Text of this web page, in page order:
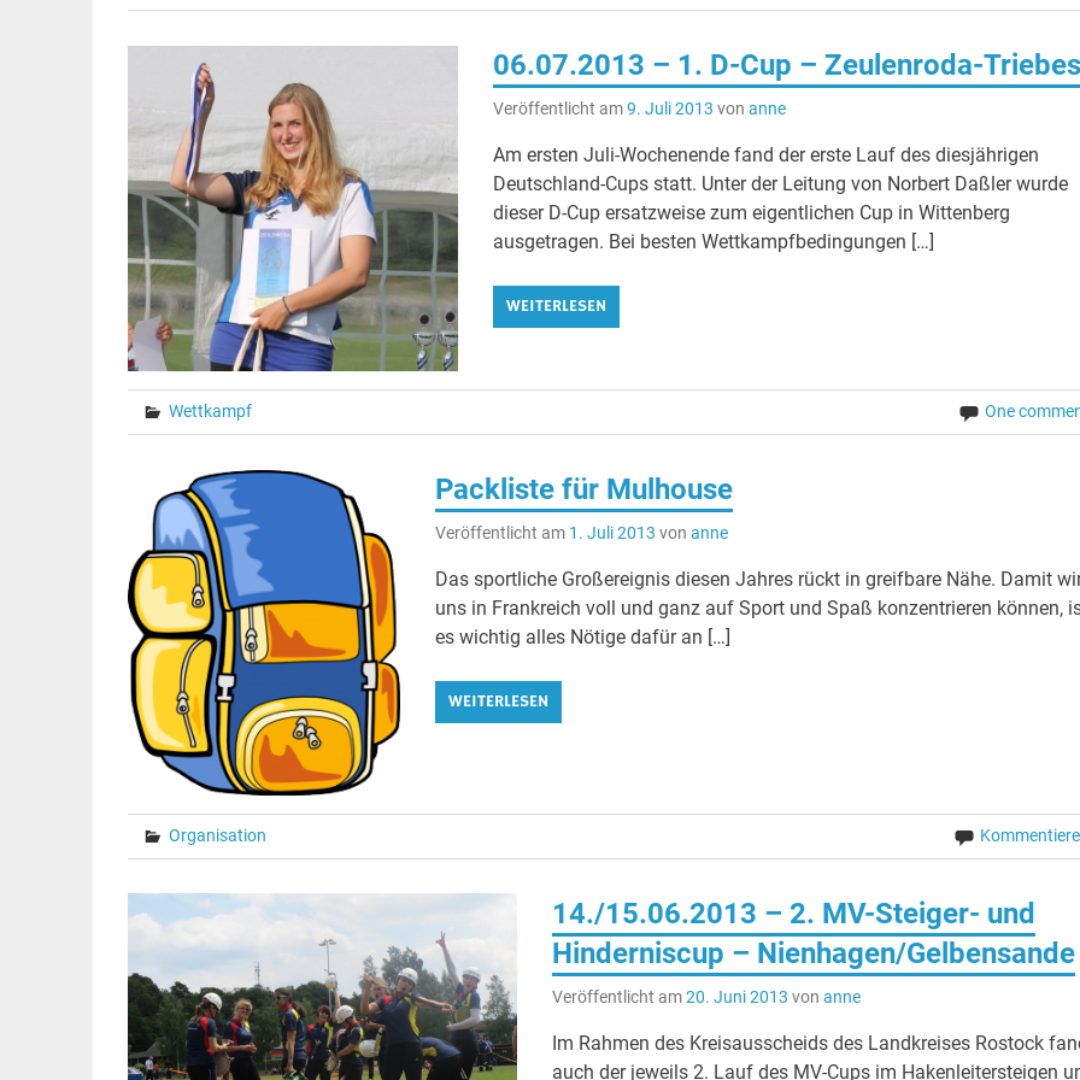
06.07.2013 – 1. D-Cup – Zeulenroda-Triebes
Veröffentlicht am9. Juli 2013 von anne
Am ersten Juli-Wochenende fand der erste Lauf des diesjährigen
Deutschland-Cups statt. Unter der Leitung von Norbert Daßler wurde
dieser D-Cup ersatzweise zum eigentlichen Cup in Wittenberg
ausgetragen. Bei besten Wettkampfbedingungen […]
WEITERLESEN
Wettkampf One
Packliste für Mulhouse
Veröffentlicht am 1. Juli 2013 von anne
Das sportliche Großereignis diesen Jahres rückt in greifbare Nähe. Damit
uns in Frankreich voll und ganz auf Sport und Spaß konzentrieren können,
es wichtig alles Nötige dafür an […]
WEITERLESEN
Organisation
14./15.06.2013 – 2. MV-Steiger- und
Hinderniscup – Nienhagen/Gelbensande
Veröffentlicht am20. Juni 2013 vonanne
Im Rahmen des Kreisausscheids des Landkreises Rostock
auch der jeweils 2. Lauf des MV-Cups im Hakenleitersteigen